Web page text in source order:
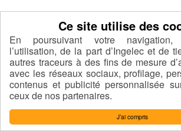
J’ai compris
En poursuivant votre navigation,
l’utilisation, de la part d’Ingelec et de
autres traceurs à des fins de mesure
avec les réseaux sociaux, profilage,
contenus et publicité personnalisée
ceux de nos partenaires.